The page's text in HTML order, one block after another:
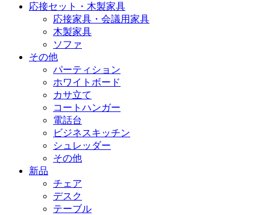
応接セット・木製家具
応接家具・会議用家具
木製家具
ソファ
その他
パーティション
ホワイトボード
カサ立て
コートハンガー
電話台
ビジネスキッチン
シュレッダー
その他
新品
チェア
デスク
テーブル